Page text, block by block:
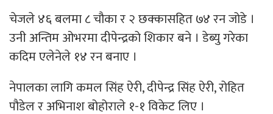
चेजले ४६ बलमा ८ चौका र २ छक्कासहित ७४ रन जोडे ।
उनी अन्तिम ओभरमा दीपेन्द्रको शिकार बने । डेब्यु गरेका
कदिम एलेनेले १४ रन बनाए ।
नेपालका लागि कमल सिंह ऐरी, दीपेन्द्र सिंह ऐरी, रोहित
पौडेल र अभिनाश बोहोराले १-१ विकेट लिए ।